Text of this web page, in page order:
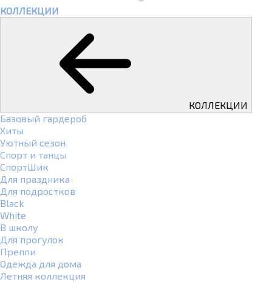
КОЛЛЕКЦИИ
КОЛЛЕКЦИИ
Базовый гардероб
Хиты
Уютный сезон
Спорт и танцы
СпортШик
Для праздника
Для подростков
Black
White
В школу
Для прогулок
Преппи
Одежда для дома
Летняя коллекция